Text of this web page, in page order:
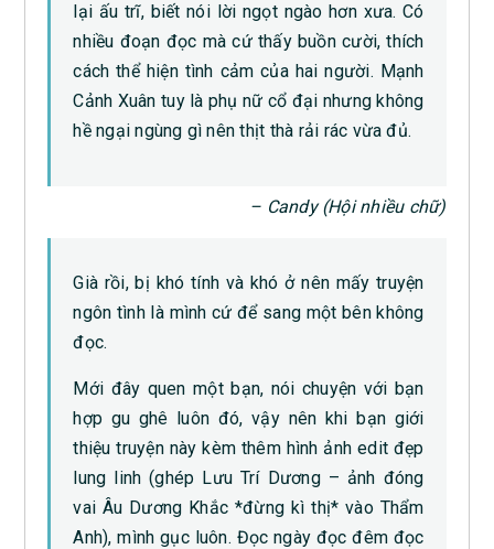
lại ấu trĩ, biết nói lời ngọt ngào hơn xưa. Có
nhiều đoạn đọc mà cứ thấy buồn cười, thích
cách thể hiện tình cảm của hai người. Mạnh
Cảnh Xuân tuy là phụ nữ cổ đại nhưng không
hề ngại ngùng gì nên thịt thà rải rác vừa đủ.
– Candy (Hội nhiều chữ)
Già rồi, bị khó tính và khó ở nên mấy truyện
ngôn tình là mình cứ để sang một bên không
đọc.
Mới đây quen một bạn, nói chuyện với bạn
hợp gu ghê luôn đó, vậy nên khi bạn giới
thiệu truyện này kèm thêm hình ảnh edit đẹp
lung linh (ghép Lưu Trí Dương – ảnh đóng
vai Âu Dương Khắc *đừng kì thị* vào Thẩm
Anh), mình gục luôn. Đọc ngày đọc đêm đọc